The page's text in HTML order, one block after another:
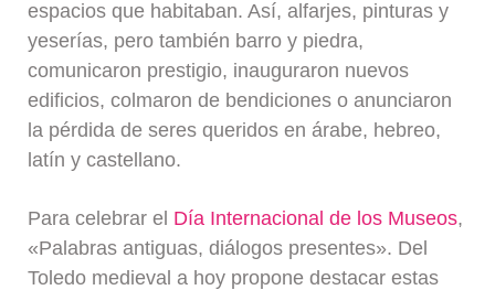
espacios que habitaban. Así, alfarjes, pinturas y
yeserías, pero también barro y piedra,
comunicaron prestigio, inauguraron nuevos
edificios, colmaron de bendiciones o anunciaron
la pérdida de seres queridos en árabe, hebreo,
latín y castellano.
Para celebrar el Día Internacional de los Museos,
«Palabras antiguas, diálogos presentes». Del
Toledo medieval a hoy propone destacar estas